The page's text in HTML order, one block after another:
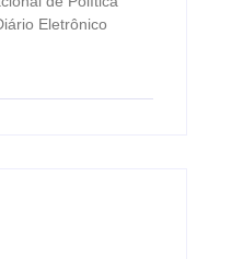
Eletrônico